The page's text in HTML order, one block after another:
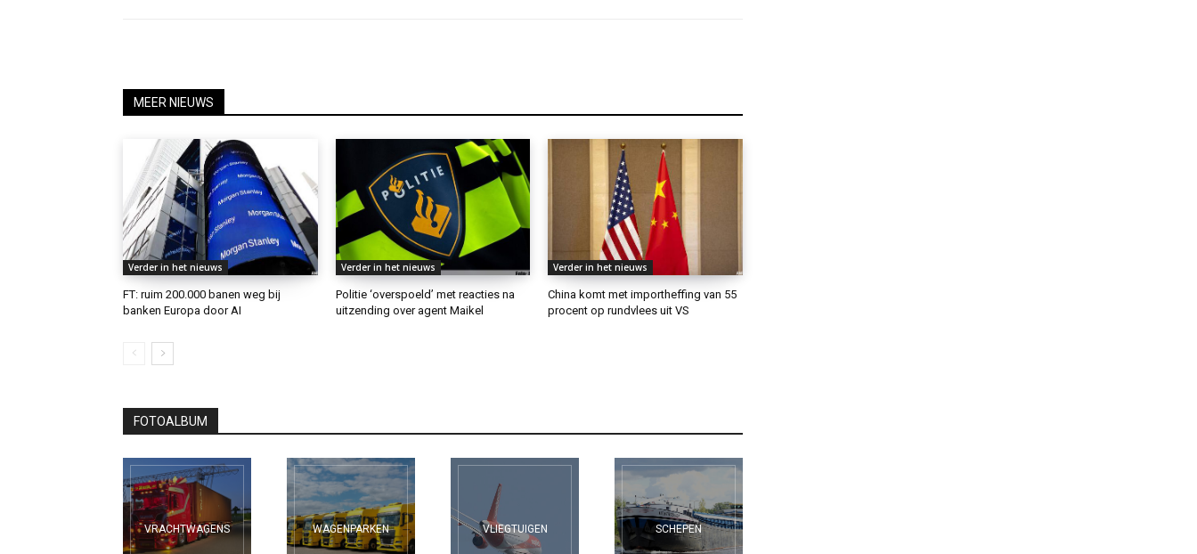
MEER NIEUWS
Verder in het nieuws
FT: ruim 200.000 banen weg bij
banken Europa door AI
Verder in het nieuws
Politie ‘overspoeld’ met reacties na
uitzending over agent Maikel
Verder in het nieuws
China komt met importheffing van 55
procent op rundvlees uit VS
FOTOALBUM
VRACHTWAGENS WAGENPARKEN VLIEGTUIGEN SCHEPEN